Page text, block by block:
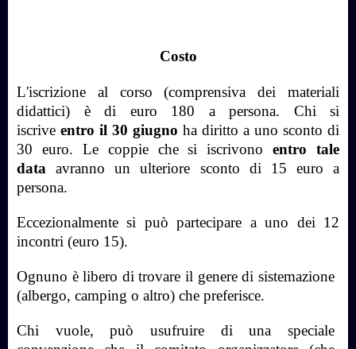
Costo
L'iscrizione al corso (comprensiva dei materiali
didattici) è di euro 180 a persona. Chi si
iscrive entro il 30 giugno ha diritto a uno sconto di
30 euro. Le coppie che si iscrivonoentro tale
data avranno un ulteriore sconto di 15 euro a
persona.
Eccezionalmente si può partecipare a uno dei 12
incontri (euro 15).
Ognuno è libero di trovare il genere di sistemazione
(albergo, camping o altro) che preferisce.
Chi vuole, può usufruire di una speciale